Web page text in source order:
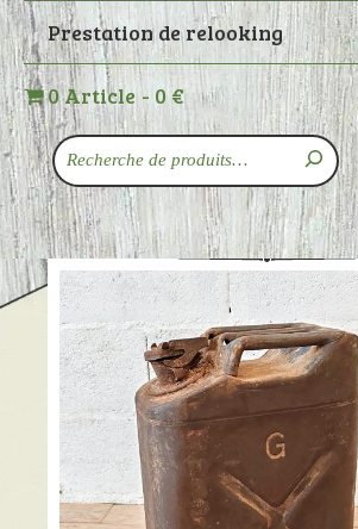
Prestation de relooking
0 Article 0 €
Recherche